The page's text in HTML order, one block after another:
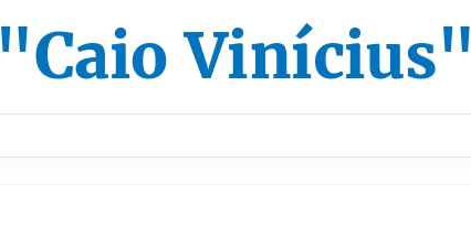
"Caio Vinícius"